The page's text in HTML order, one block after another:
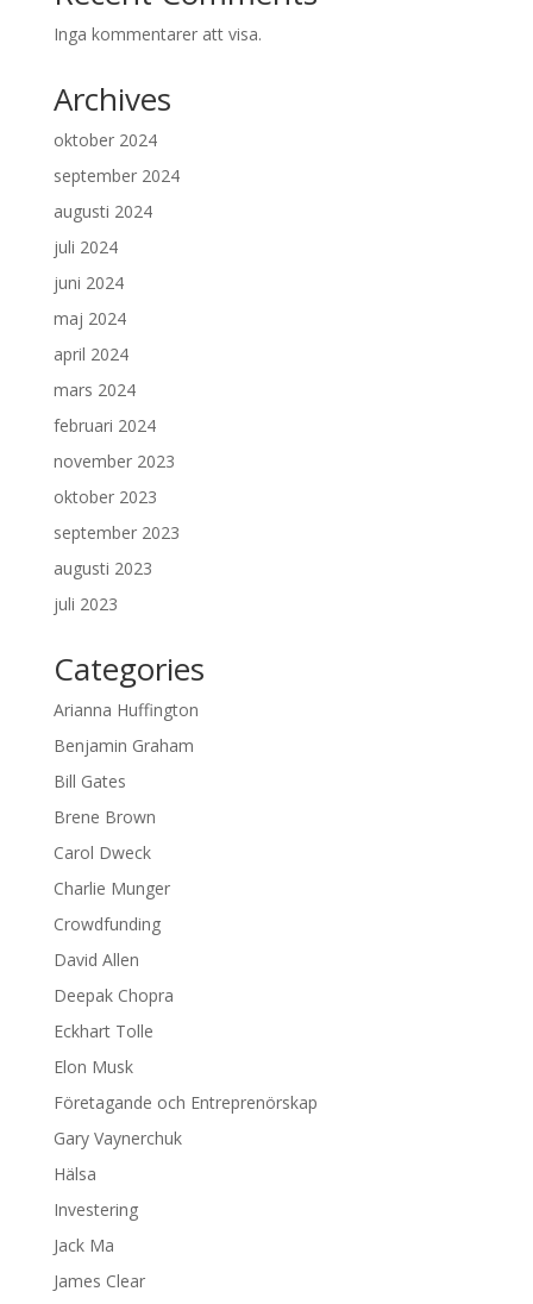
Inga kommentarer att visa.
Archives
oktober 2024
september 2024
augusti 2024
juli 2024
juni 2024
maj 2024
april 2024
mars 2024
februari 2024
november 2023
oktober 2023
september 2023
augusti 2023
juli 2023
Categories
Arianna Huffington
Benjamin Graham
Bill Gates
Brene Brown
Carol Dweck
Charlie Munger
Crowdfunding
David Allen
Deepak Chopra
Eckhart Tolle
Elon Musk
Företagande och Entreprenörskap
Gary Vaynerchuk
Hälsa
Investering
Jack Ma
James Clear